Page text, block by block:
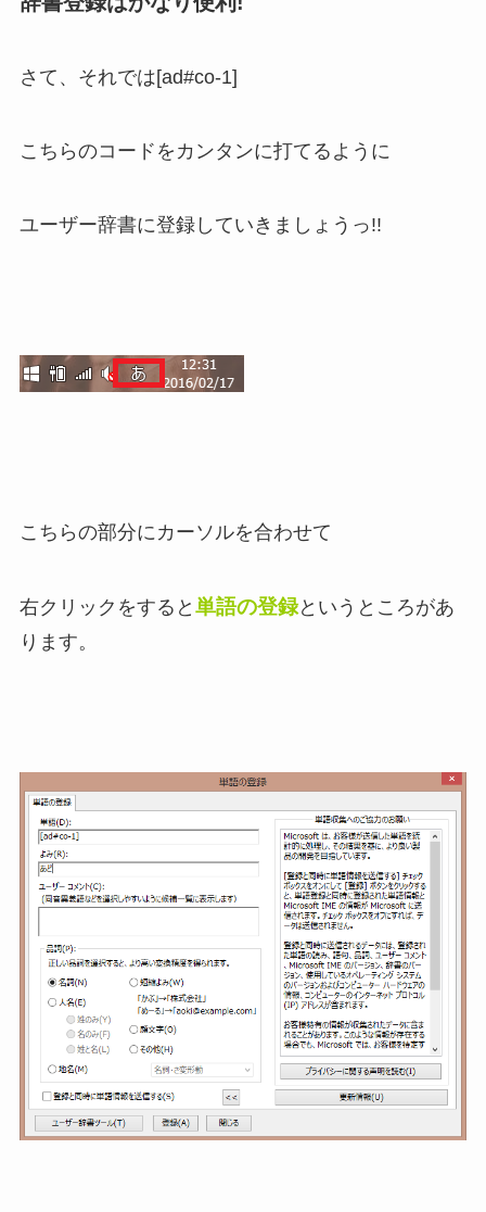
さて、それでは[ad#co-1]
こちらのコードをカンタンに打てるように
ユーザー辞書に登録していきましょうっ!!
こちらの部分にカーソルを合わせて
右クリックをすると 単語の登録というところがあ
ります。